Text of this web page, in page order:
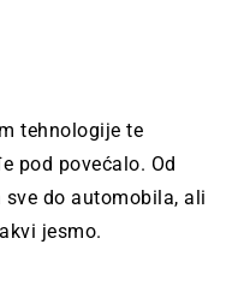
tehnologije te
pod povećalo. Od
sve do automobila, ali
jesmo.